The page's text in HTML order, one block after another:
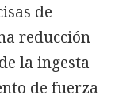
de
reducción
la ingesta
de fuerza